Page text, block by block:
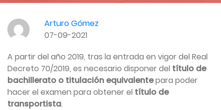
Arturo Gómez
07-09-2021
A partir del año 2019, tras la entrada en vigor del Real
Decreto 70/2019, es necesario disponer del título de
bachillerato o titulación equivalentepara poder
hacer el examen para obtener el título de
transportista.